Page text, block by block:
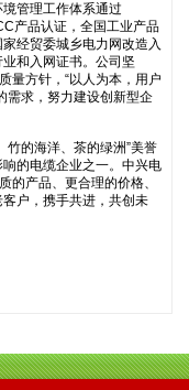
管理工作体系通过
产品认证，全国工业产品
经贸委城乡电力网改造入
和入网证书。公司坚
量方针，“以人为本，用户
需求，努力建设创新型企
的海洋、茶的绿洲”美誉
的电缆企业之一。中兴电
的产品、更合理的价格、
户，携手共进，共创未